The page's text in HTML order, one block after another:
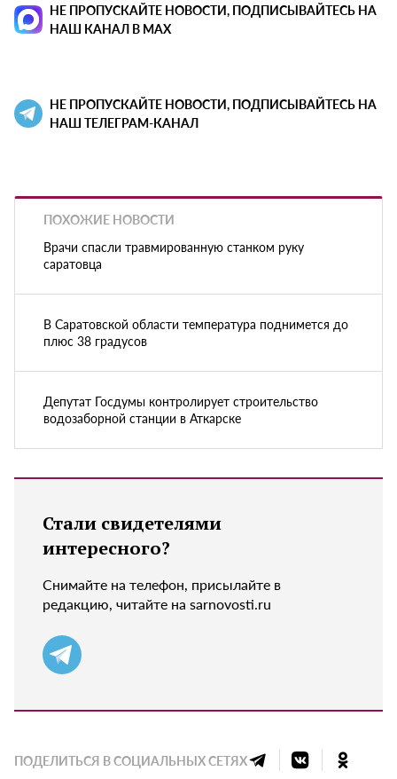
НЕ ПРОПУСКАЙТЕ НОВОСТИ, ПОДПИСЫВАЙТЕСЬ НА
НАШ КАНАЛ В MAX
НЕ ПРОПУСКАЙТЕ НОВОСТИ, ПОДПИСЫВАЙТЕСЬ НА
НАШ ТЕЛЕГРАМ-КАНАЛ
ПОХОЖИЕ НОВОСТИ
Врачи спасли травмированную станком руку
саратовца
В Саратовской области температура поднимется до
плюс 38 градусов
Депутат Госдумы контролирует строительство
водозаборной станции в Аткарске
Стали свидетелями
интересного?
Снимайте на телефон, присылайте в
редакцию, читайте на sarnovosti.ru
ПОДЕЛИТЬСЯ В СОЦИАЛЬНЫХ СЕТЯХ